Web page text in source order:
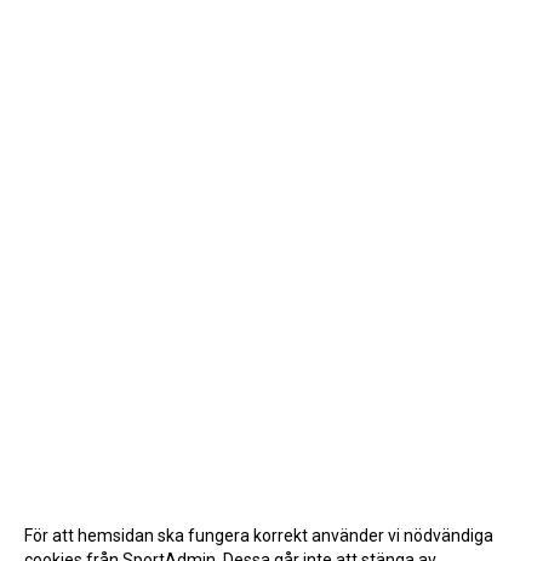
För att hemsidan ska fungera korrekt använder vi nödvändiga